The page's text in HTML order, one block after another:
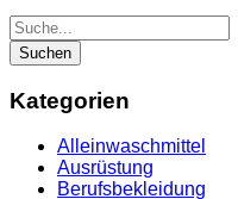
Kategorien
Alleinwaschmittel
Ausrüstung
Berufsbekleidung